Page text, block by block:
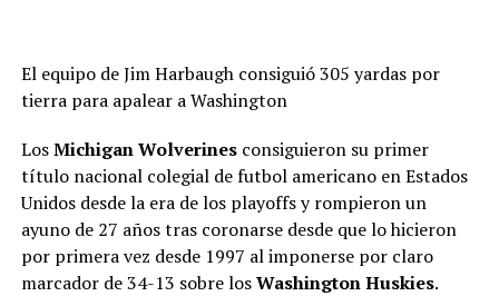
El equipo de Jim Harbaugh consiguió 305 yardas por
tierra para apalear a Washington
LosMichigan Wolverinesconsiguieron su primer
título nacional colegial de futbol americano en Estados
Unidos desde la era de los playoffs y rompieron un
ayuno de 27 años tras coronarse desde que lo hicieron
por primera vez desde 1997 al imponerse por claro
marcador de 34-13 sobre losWashington Huskies.